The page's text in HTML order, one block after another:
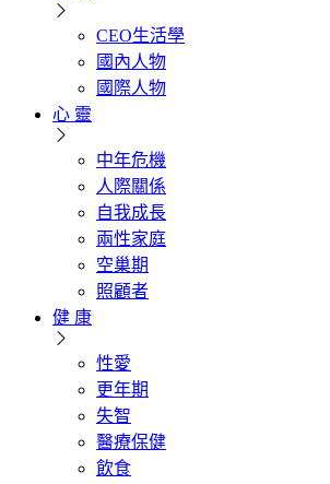
CEO生活學
國內人物
國際人物
心 靈
中年危機
人際關係
自我成長
兩性家庭
空巢期
照顧者
健 康
性愛
更年期
失智
醫療保健
飲食